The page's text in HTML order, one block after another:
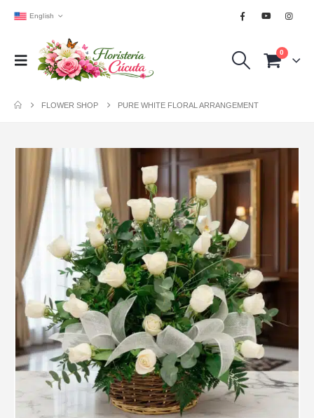
English
0
FLOWER SHOP PURE WHITE FLORAL ARRANGEMENT